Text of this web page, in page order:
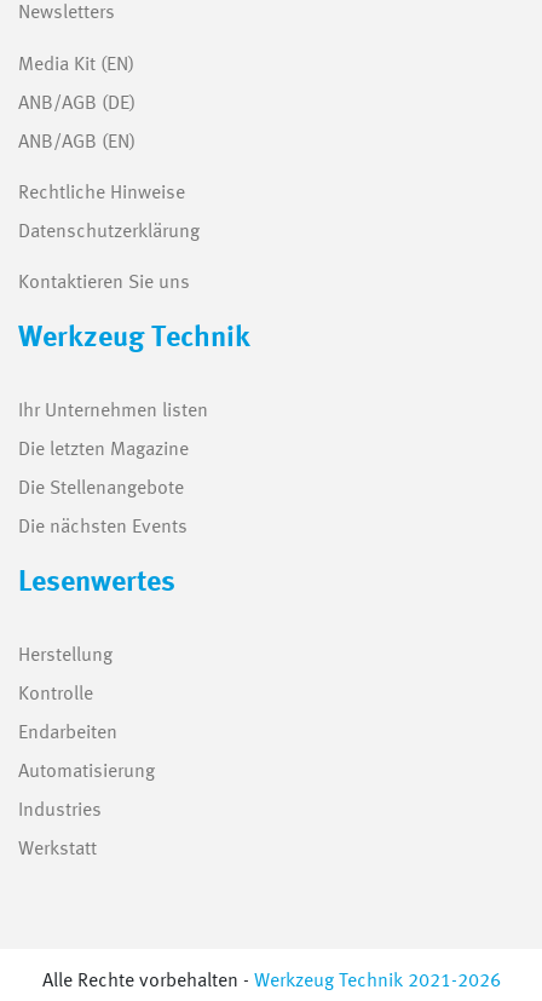
Newsletters
Media Kit (EN)
ANB/AGB (DE)
ANB/AGB (EN)
Rechtliche Hinweise
Datenschutzerklärung
Kontaktieren Sie uns
Werkzeug Technik
Ihr Unternehmen listen
Die letzten Magazine
Die Stellenangebote
Die nächsten Events
Lesenwertes
Herstellung
Kontrolle
Endarbeiten
Automatisierung
Industries
Werkstatt
Alle Rechte vorbehalten - Werkzeug Technik 2021-2026